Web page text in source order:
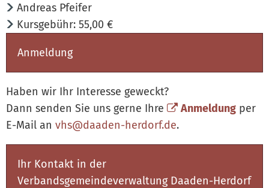
Andreas Pfeifer
Kursgebühr: 55,00 €
Anmeldung
Haben wir Ihr Interesse geweckt?
Dann senden Sie uns gerne Ihre
Anmeldungper
E-Mail an vhs@daaden-herdorf.de.
Ihr Kontakt in der
Verbandsgemeindeverwaltung Daaden-Herdorf